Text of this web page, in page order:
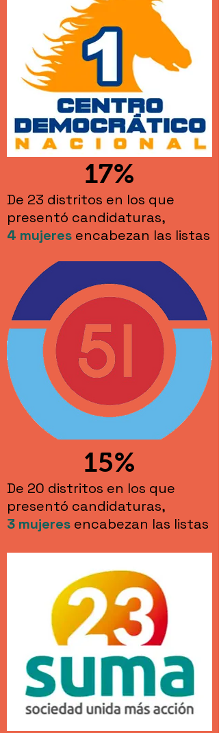
17%
De 23 distritos en los que
presentó candidaturas,
4 mujeres encabezan las listas
15%
De 20 distritos en los que
presentó candidaturas,
3 mujeres encabezan las listas